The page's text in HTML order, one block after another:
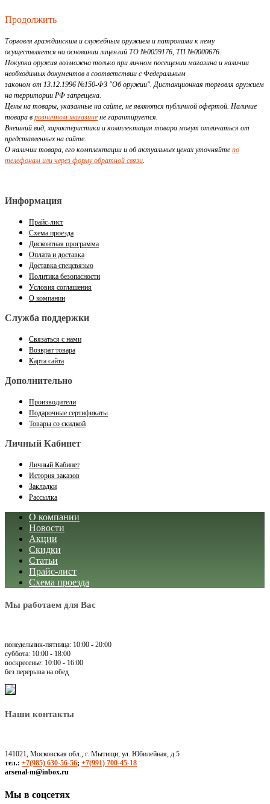
Продолжить
Торговля гражданским и служебным оружием и патронами к нему
осуществляется на основании лицензий ТО №0059176, ТП №0000676.
Покупка оружия возможна только при личном посещении магазина и наличии
необходимых документов в соответствии с Федеральным
законом от 13.12.1996 №150-ФЗ "Об оружии". Дистанционная торговля оружием
на территории РФ запрещена.
Цены на товары, указанные на сайте, не являются публичной офертой. Наличие
товара в розничном магазине не гарантируется.
Внешний вид, характеристики и комплектация товара могут отличаться от
представленных на сайте.
О наличии товара, его комплектации и об актуальных ценах уточняйте по
телефонам или через форму обратной связи.
Информация
Прайс-лист
Схема проезда
Дисконтная программа
Оплата и доставка
Доставка спецсвязью
Политика безопасности
Условия соглашения
О компании
Служба поддержки
Связаться с нами
Возврат товара
Карта сайта
Дополнительно
Производители
Подарочные сертификаты
Товары со скидкой
Личный Кабинет
Личный Кабинет
История заказов
Закладки
Рассылка
О компании
Новости
Акции
Скидки
Статьи
Прайс-лист
Схема проезда
Мы работаем для Вас
понедельник-пятница: 10:00 - 20:00
суббота: 10:00 - 18:00
воскресенье: 10:00 - 16:00
без перерыва на обед
Наши контакты
141021, Московская обл., г. Мытищи, ул. Юбилейная, д.5
тел.: +7(985) 630-56-56; +7(991) 700-45-18
arsenal-m@inbox.ru
Мы в соцсетях